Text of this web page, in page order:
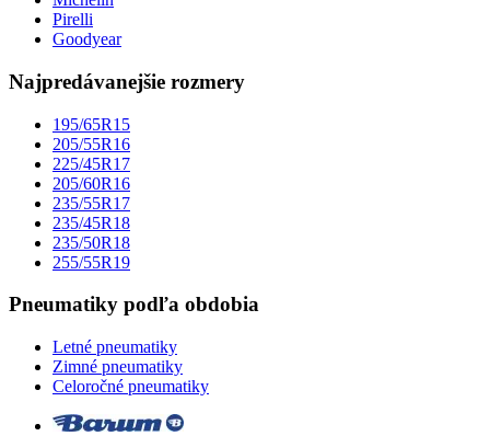
Pirelli
Goodyear
Najpredávanejšie rozmery
195/65R15
205/55R16
225/45R17
205/60R16
235/55R17
235/45R18
235/50R18
255/55R19
Pneumatiky podľa obdobia
Letné pneumatiky
Zimné pneumatiky
Celoročné pneumatiky